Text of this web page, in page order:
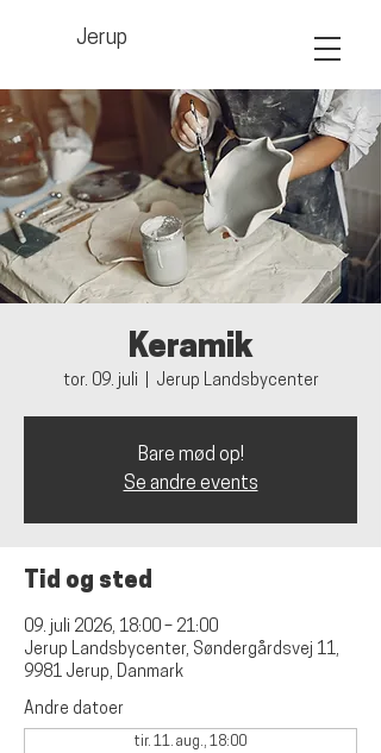
Jerup
Keramik
tor. 09. juli Jerup Landsbycenter
Bare mød op!
Se andre events
Tid og sted
09. juli 2026, 18:00 – 21:00
Jerup Landsbycenter, Søndergårdsvej 11,
9981 Jerup, Danmark
Andre datoer
tir. 11. aug., 18:00